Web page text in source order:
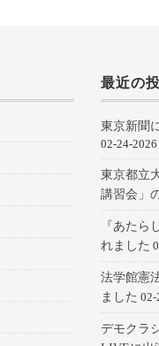
最近の
東京新聞
02-24-2026
東京都立
講習会」
『あた
れました
法学館憲
ました 02-
デモクラ